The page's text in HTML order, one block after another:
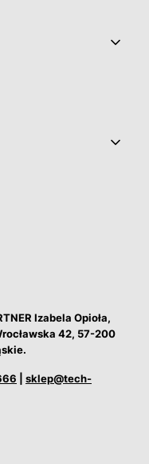
Izabela Opioła,
42, 57-200
sklep@tech-